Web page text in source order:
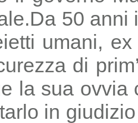
Da 50 anni
umani,
di
la sua
in